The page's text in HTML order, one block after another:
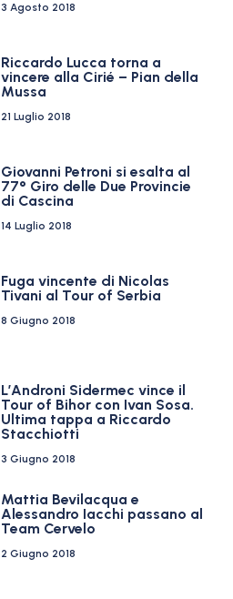
3 Agosto 2018
Riccardo Lucca torna a
vincere alla Cirié – Pian della
Mussa
21 Luglio 2018
Giovanni Petroni si esalta al
77° Giro delle Due Provincie
di Cascina
14 Luglio 2018
Fuga vincente di Nicolas
Tivani al Tour of Serbia
8 Giugno 2018
L’Androni Sidermec vince il
Tour of Bihor con Ivan Sosa.
Ultima tappa a Riccardo
Stacchiotti
3 Giugno 2018
Mattia Bevilacqua e
Alessandro Iacchi passano al
Team Cervelo
2 Giugno 2018